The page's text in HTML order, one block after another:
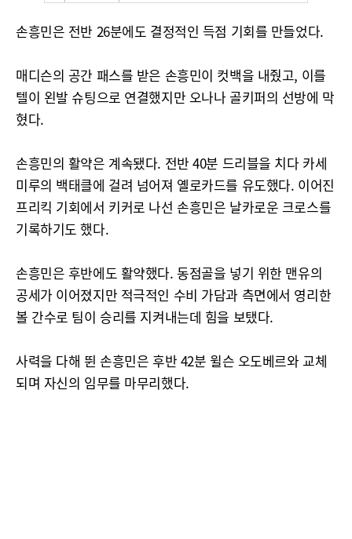
손흥민은 전반 26분에도 결정적인 득점 기회를 만들었다.
매디슨의 공간 패스를 받은 손흥민이 컷백을 내줬고, 이를
텔이 왼발 슈팅으로 연결했지만 오나나 골키퍼의 선방에 막
혔다.
손흥민의 활약은 계속됐다. 전반 40분 드리블을 치다 카세
미루의 백태클에 걸려 넘어져 옐로카드를 유도했다. 이어진
프리킥 기회에서 키커로 나선 손흥민은 날카로운 크로스를
기록하기도 했다.
손흥민은 후반에도 활약했다. 동점골을 넣기 위한 맨유의
공세가 이어졌지만 적극적인 수비 가담과 측면에서 영리한
볼 간수로 팀이 승리를 지켜내는데 힘을 보탰다.
사력을 다해 뛴 손흥민은 후반 42분 윌슨 오도베르와 교체
되며 자신의 임무를 마무리했다.